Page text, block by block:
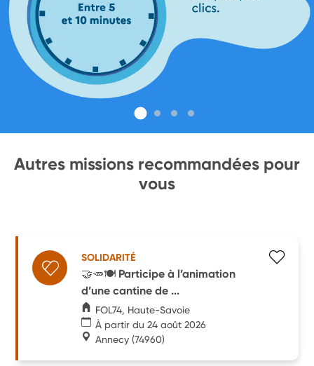
Autres missions recommandées pour
vous
SOLIDARITÉ
🤝🥕🍽️ Participe à l’animation
d’une cantine de ...
FOL74, Haute-Savoie
À partir du 24 août 2026
Annecy (74960)